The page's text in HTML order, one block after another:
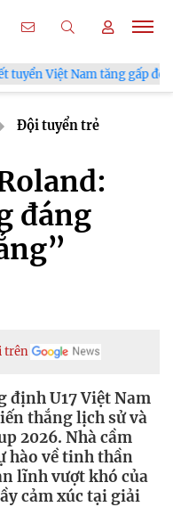
đôi V.League
Đội tuyển trẻ
đáng
trên
định U17 Việt Nam
thắng lịch sử và
2026. Nhà cầm
hào về tinh thần
lĩnh vượt khó của
cảm xúc tại giải